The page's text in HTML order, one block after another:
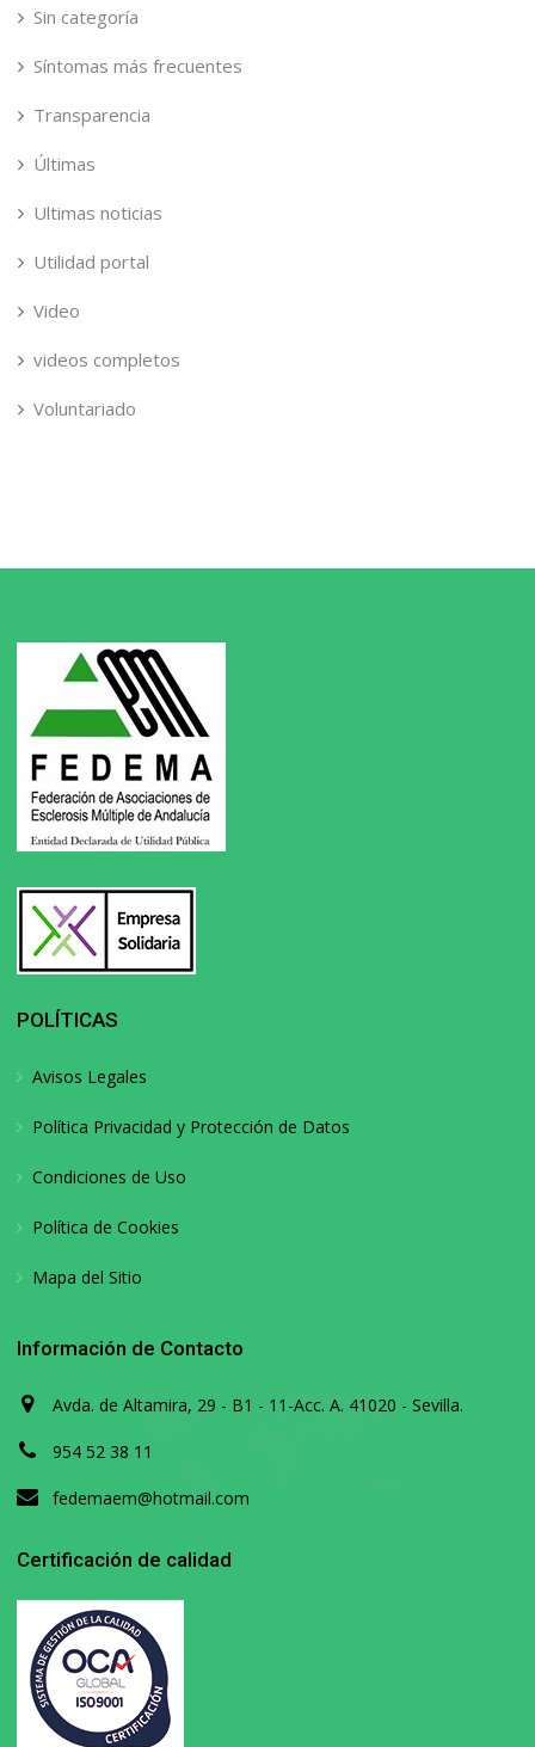
Sin categoría
Síntomas más frecuentes
Transparencia
Últimas
Ultimas noticias
Utilidad portal
Video
videos completos
Voluntariado
POLÍTICAS
Avisos Legales
Política Privacidad y Protección de Datos
Condiciones de Uso
Política de Cookies
Mapa del Sitio
Información de Contacto
Avda. de Altamira, 29 - B1 - 11-Acc. A. 41020 - Sevilla.
954 52 38 11
fedemaem@hotmail.com
Certificación de calidad